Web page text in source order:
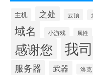
主机 之处 云顶
域名 小游戏 属性
感谢您 我司
服务器 武器 洛克